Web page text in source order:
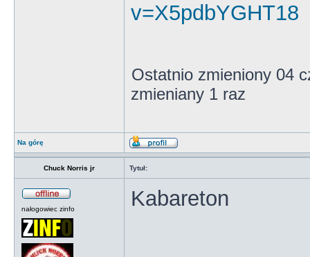
v=X5pdbYGHT18
Ostatnio zmieniony 04
zmieniany 1 raz
Na górę
Chuck Norris jr Tytuł:
nałogowiec zinfo Kabareton